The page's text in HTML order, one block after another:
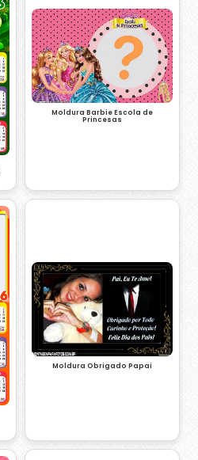
Moldura Barbie Escola de
Princesas
Moldura Obrigado Papai